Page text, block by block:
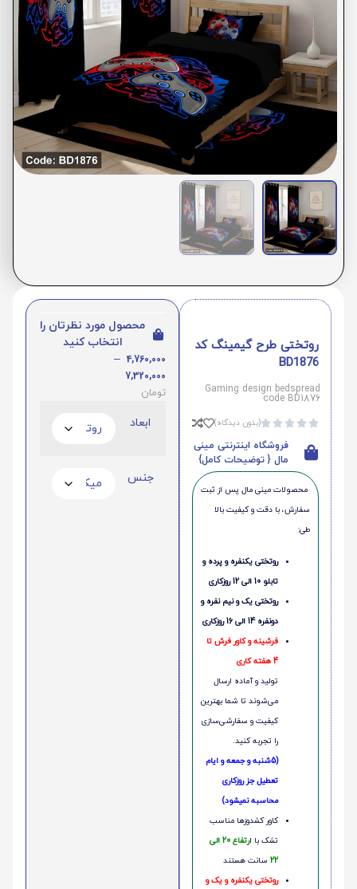
روتختی طرح گیمینگ کد
BD1876
Gaming design bedspread
code BD1876




(بدون دیدگاه)
فروشگاه اینترنتی مینی
مال { توضیحات کامل}
محصولات مینی‌ مال پس از ثبت
سفارش، با دقت و کیفیت بالا
طی:
روتختی یکنفره و پرده و
تابلو 10 الی 12 روزکاری
روتختی یک و نیم نفره و
دونفره 14 الی 16 روزکاری
فرشینه و کاور فرش تا
4 هفته کاری
تولید و آماده ارسال
می‌شوند تا شما بهترین
کیفیت و سفارشی‌سازی
را تجربه کنید.
(5شنبه و جمعه و ایام
تعطیل جز روزکاری
محاسبه نمیشود)
کاور کشدوزها مناسب
تشک با ا
رتفاع 20 الی
22 سانت هستند
روتختی یکنفره و یک و
محصول مورد نظرتان را
انتخاب کنید
4,760,000
–
7,320,000
تومان
ابعاد
جنس